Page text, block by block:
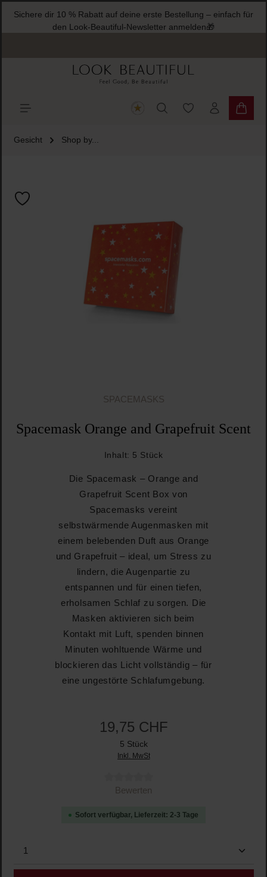
springen
Sichere dir 10 % Rabatt auf deine erste Bestellung – einfach für
den Look-Beautiful-Newsletter anmelden🎁
Du hast 0
Gesicht Shop by...
SPACEMASKS
Spacemask Orange and Grapefruit Scent
Inhalt: 5 Stück
Die Spacemask – Orange and
Grapefruit Scent Box von
Spacemasks vereint
selbstwärmende Augenmasken mit
einem belebenden Duft aus Orange
und Grapefruit – ideal, um Stress zu
lindern, die Augenpartie zu
entspannen und für einen tiefen,
erholsamen Schlaf zu sorgen. Die
Masken aktivieren sich beim
Kontakt mit Luft, spenden binnen
Minuten wohltuende Wärme und
blockieren das Licht vollständig – für
eine ungestörte Schlafumgebung.
19,75 CHF
5 Stück
Inkl. MwSt
Durchschnittliche Bewertung von 0 von 5 Sternen
Bewerten
Sofort verfügbar, Lieferzeit: 2-3 Tage
Produkt Anzahl: Gib den gewünschten Wert ein